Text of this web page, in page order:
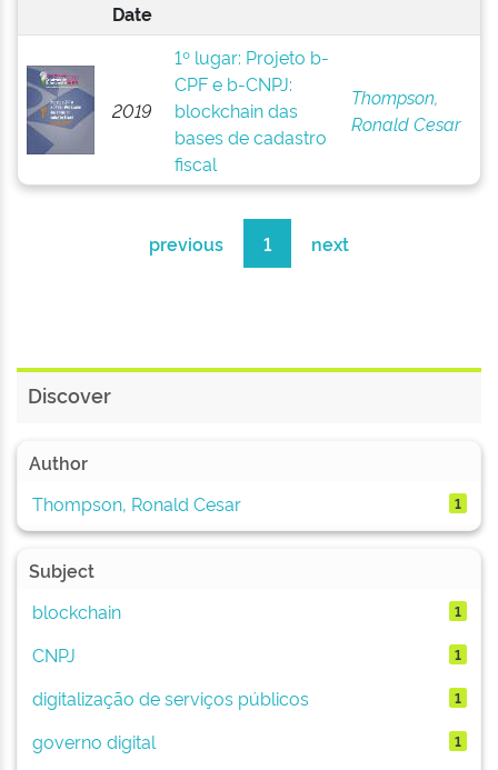
Date
2019
1º lugar: Projeto b-
CPF e b-CNPJ:
blockchain das
bases de cadastro
fiscal
Thompson,
Ronald Cesar
previous 1 next
Discover
Author
Thompson, Ronald Cesar
1
Subject
blockchain
1
CNPJ 1
digitalização de serviços públicos 1
governo digital 1